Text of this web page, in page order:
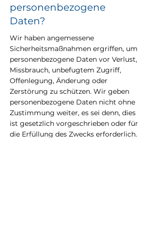
personenbezogene
Daten?
Wir haben angemessene
Sicherheitsmaßnahmen ergriffen, um
personenbezogene Daten vor Verlust,
Missbrauch, unbefugtem Zugriff,
Offenlegung, Änderung oder
Zerstörung zu schützen. Wir geben
personenbezogene Daten nicht ohne
Zustimmung weiter, es sei denn, dies
ist gesetzlich vorgeschrieben oder für
die Erfüllung des Zwecks erforderlich.